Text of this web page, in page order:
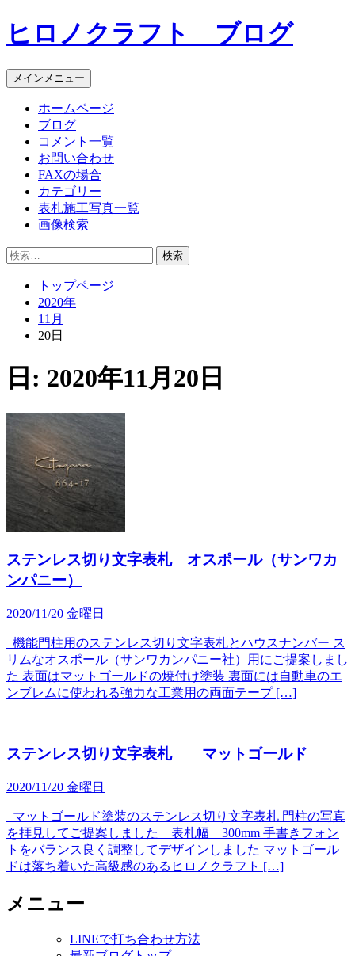
コ
ン
ン
ツ
ヒロノクラフト ブログ
メインメニュー
ホームページ
ブログ
コメント一覧
お問い合わせ
FAXの場合
カテゴリー
表札施工写真一覧
画像検索
検
トップページ
2020年
11月
20日
日: 2020年11月20日
ステンレス切り文字表札 オスポール（サンワカ
ンパニー）
2020/11/20 金曜日
機能門柱用のステンレス切り文字表札とハウスナンバー ス
リムなオスポール（サンワカンパニー社）用にご提案しまし
た 表面はマットゴールドの焼付け塗装 裏面には自動車のエ
ンブレムに使われる強力な工業用の両面テープ […]
ステンレス切り文字表札 マットゴールド
2020/11/20 金曜日
マットゴールド塗装のステンレス切り文字表札 門柱の写真
を拝見してご提案しました 表札幅 300mm 手書きフォン
トをバランス良く調整してデザインしました マットゴール
ドは落ち着いた高級感のあるヒロノクラフト […]
メニュー
LINEで打ち合わせ方法